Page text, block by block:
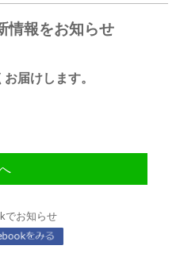
情報をお知らせ
届けします。
でお知らせ